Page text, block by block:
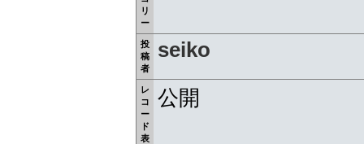
リ
ー
投
稿
者
seiko
レ
コ
ー
ド
表
公開